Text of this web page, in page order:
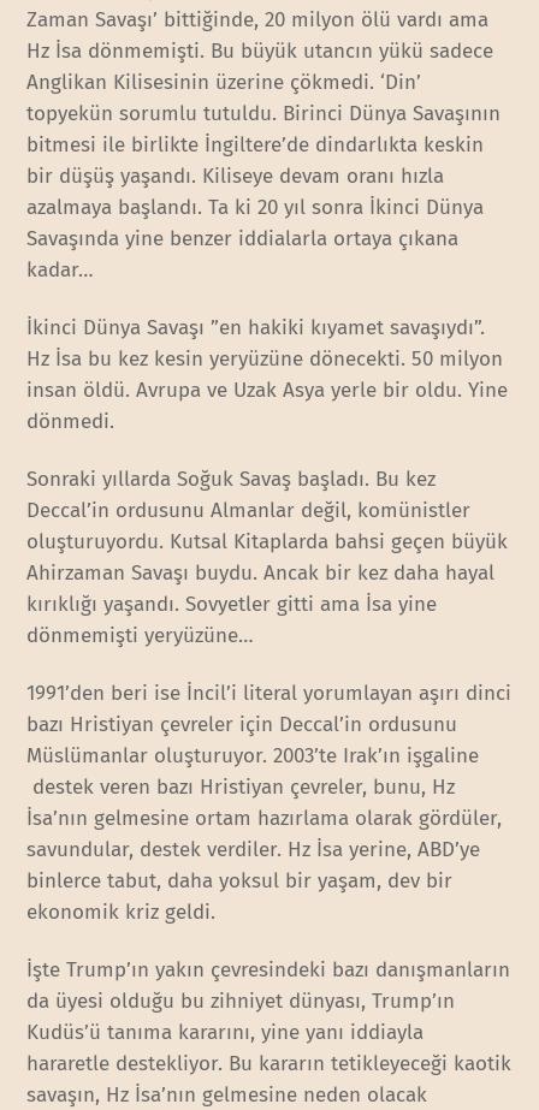
Zaman Savaşı’ bittiğinde, 20 milyon ölü vardı ama
Hz İsa dönmemişti. Bu büyük utancın yükü sadece
Anglikan Kilisesinin üzerine çökmedi. ‘Din’
topyekün sorumlu tutuldu. Birinci Dünya Savaşının
bitmesi ile birlikte İngiltere’de dindarlıkta keskin
bir düşüş yaşandı. Kiliseye devam oranı hızla
azalmaya başlandı. Ta ki 20 yıl sonra İkinci Dünya
Savaşında yine benzer iddialarla ortaya çıkana
kadar…
İkinci Dünya Savaşı ”en hakiki kıyamet savaşıydı”.
Hz İsa bu kez kesin yeryüzüne dönecekti. 50 milyon
insan öldü. Avrupa ve Uzak Asya yerle bir oldu. Yine
dönmedi.
Sonraki yıllarda Soğuk Savaş başladı. Bu kez
Deccal’in ordusunu Almanlar değil, komünistler
oluşturuyordu. Kutsal Kitaplarda bahsi geçen büyük
Ahirzaman Savaşı buydu. Ancak bir kez daha hayal
kırıklığı yaşandı. Sovyetler gitti ama İsa yine
dönmemişti yeryüzüne…
1991’den beri ise İncil’i literal yorumlayan aşırı dinci
bazı Hristiyan çevreler için Deccal’in ordusunu
Müslümanlar oluşturuyor. 2003’te Irak’ın işgaline
destek veren bazı Hristiyan çevreler, bunu, Hz
İsa’nın gelmesine ortam hazırlama olarak gördüler,
savundular, destek verdiler. Hz İsa yerine, ABD’ye
binlerce tabut, daha yoksul bir yaşam, dev bir
ekonomik kriz geldi.
İşte Trump’ın yakın çevresindeki bazı danışmanların
da üyesi olduğu bu zihniyet dünyası, Trump’ın
Kudüs’ü tanıma kararını, yine yanı iddiayla
hararetle destekliyor. Bu kararın tetikleyeceği kaotik
savaşın, Hz İsa’nın gelmesine neden olacak